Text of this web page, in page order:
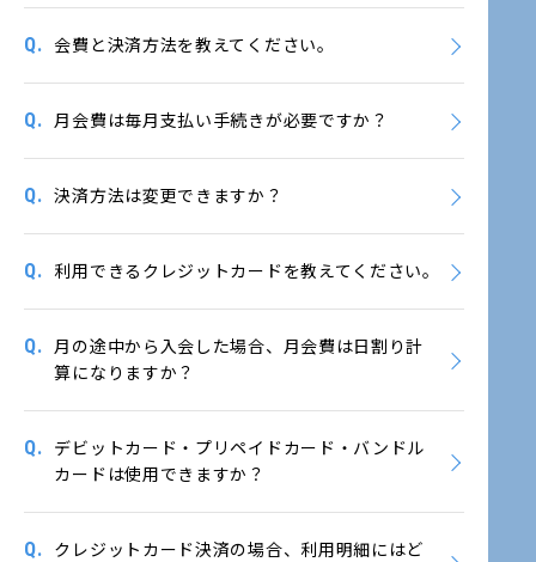
Q. 会費と決済方法を教えてください。
Q. 月会費は毎月支払い手続きが必要ですか？
Q. 決済方法は変更できますか？
Q. 利用できるクレジットカードを教えてください。
Q.
月の途中から入会した場合、月会費は日割り計
算になりますか？
Q.
デビットカード・プリペイドカード・バンドル
カードは使用できますか？
Q.
クレジットカード決済の場合、利用明細にはど